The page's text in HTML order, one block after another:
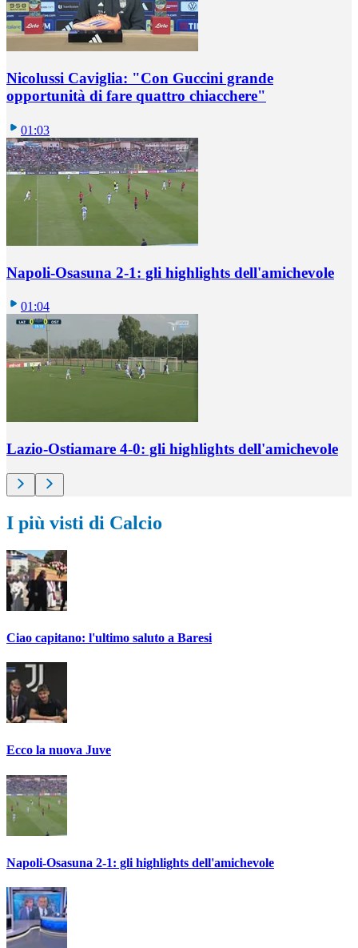
Nicolussi Caviglia: "Con Guccini grande
opportunità di fare quattro chiacchere"
01:03
Napoli-Osasuna 2-1: gli highlights dell'amichevole
01:04
Lazio-Ostiamare 4-0: gli highlights dell'amichevole
I più visti di Calcio
Ciao capitano: l'ultimo saluto a Baresi
Ecco la nuova Juve
Napoli-Osasuna 2-1: gli highlights dell'amichevole